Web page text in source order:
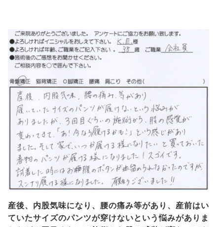
産後、内股気味になり、腰の痛み等があり、産前はい
ていたサイズのパンツが穿けないという悩みがありま